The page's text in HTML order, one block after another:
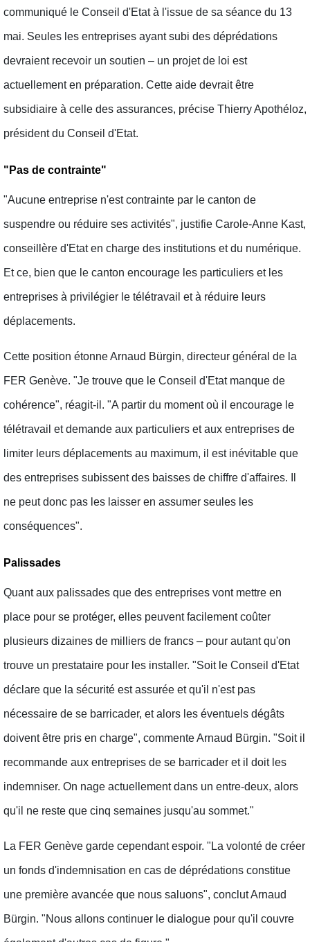
communiqué le Conseil d'Etat à l'issue de sa séance du 13
mai. Seules les entreprises ayant subi des déprédations
devraient recevoir un soutien – un projet de loi est
actuellement en préparation. Cette aide devrait être
subsidiaire à celle des assurances, précise Thierry Apothéloz,
président du Conseil d'Etat.
"Pas de contrainte"
"Aucune entreprise n'est contrainte par le canton de
suspendre ou réduire ses activités", justifie Carole-Anne Kast,
conseillère d'Etat en charge des institutions et du numérique.
Et ce, bien que le canton encourage les particuliers et les
entreprises à privilégier le télétravail et à réduire leurs
déplacements.
Cette position étonne Arnaud Bürgin, directeur général de la
FER Genève. "Je trouve que le Conseil d'Etat manque de
cohérence", réagit-il. "A partir du moment où il encourage le
télétravail et demande aux particuliers et aux entreprises de
limiter leurs déplacements au maximum, il est inévitable que
des entreprises subissent des baisses de chiffre d'affaires. Il
ne peut donc pas les laisser en assumer seules les
conséquences".
Palissades
Quant aux palissades que des entreprises vont mettre en
place pour se protéger, elles peuvent facilement coûter
plusieurs dizaines de milliers de francs – pour autant qu'on
trouve un prestataire pour les installer. "Soit le Conseil d'Etat
déclare que la sécurité est assurée et qu'il n'est pas
nécessaire de se barricader, et alors les éventuels dégâts
doivent être pris en charge", commente Arnaud Bürgin. "Soit il
recommande aux entreprises de se barricader et il doit les
indemniser. On nage actuellement dans un entre-deux, alors
qu'il ne reste que cinq semaines jusqu'au sommet."
La FER Genève garde cependant espoir. "La volonté de créer
un fonds d'indemnisation en cas de déprédations constitue
une première avancée que nous saluons", conclut Arnaud
Bürgin. "Nous allons continuer le dialogue pour qu'il couvre